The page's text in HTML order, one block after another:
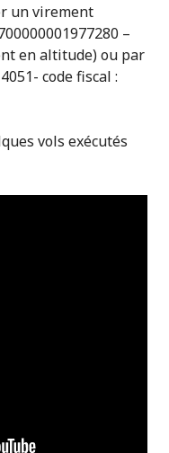
un virement
–
en altitude) ou par
code fiscal :
vols exécutés